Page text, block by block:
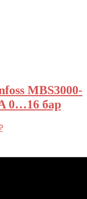
MBS3000-
0…16 бар